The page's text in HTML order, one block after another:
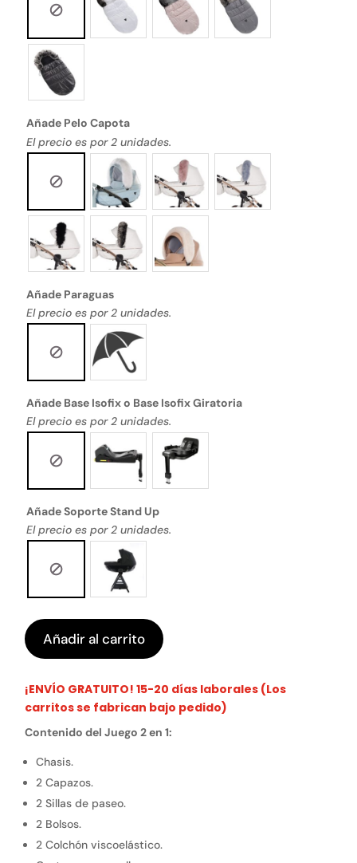
Añade Pelo Capota
El precio es por 2 unidades.
Añade Paraguas
El precio es por 2 unidades.
Añade Base Isofix o Base Isofix Giratoria
El precio es por 2 unidades.
Añade Soporte Stand Up
El precio es por 2 unidades.
Añadir al carrito
¡ENVÍO GRATUITO! 15-20 días laborales (Los
carritos se fabrican bajo pedido)
Contenido del Juego 2 en 1:
Chasis.
2 Capazos.
2 Sillas de paseo.
2 Bolsos.
2 Colchón viscoelástico.